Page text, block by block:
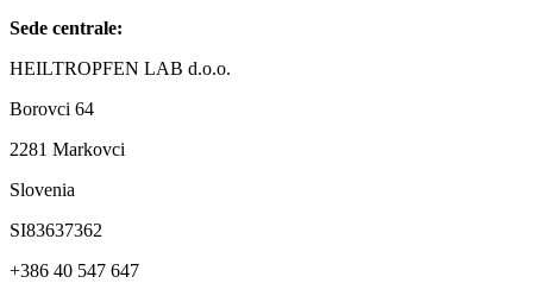
Sede centrale:
HEILTROPFEN LAB d.o.o.
Borovci 64
2281 Markovci
Slovenia
SI83637362
+386 40 547 647